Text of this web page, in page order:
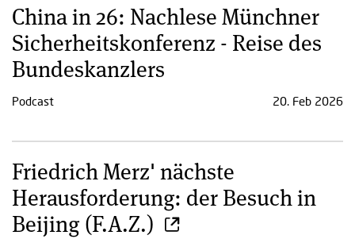
China in 26: Nachlese Münchner
Sicherheitskonferenz - Reise des
Bundeskanzlers
Podcast 20. Feb 2026
Friedrich Merz' nächste
Herausforderung: der Besuch in
Beijing (F.A.Z.)